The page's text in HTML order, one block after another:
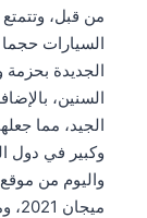
من قبل، وتتمتع
السيارات
الجديدة
السنين،
الجيد، مما
وكبير في دول
واليوم من موقع